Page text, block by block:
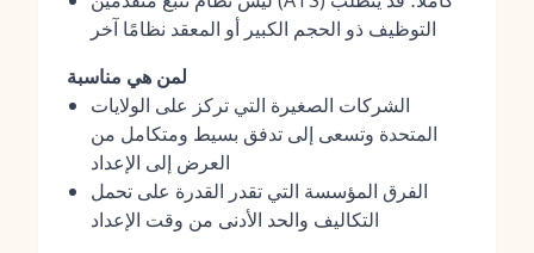
التوظيف ذو الحجم الكبير أو المعقد نظامًا آخر
لمن هي مناسبة
الشركات الصغيرة التي تركز على الولايات
المتحدة وتسعى إلى تدفق بسيط ومتكامل من
العرض إلى الإعداد
الفرق المؤسسة التي تقدر القدرة على تحمل
التكاليف والحد الأدنى من وقت الإعداد